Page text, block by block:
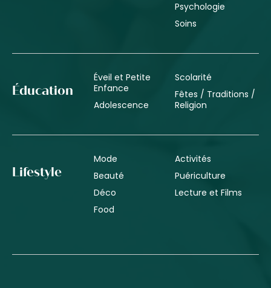
Psychologie
Soins
Éducation
Éveil et Petite
Enfance
Adolescence
Scolarité
Fêtes / Traditions /
Religion
Lifestyle
Mode
Beauté
Déco
Food
Activités
Puériculture
Lecture et Films